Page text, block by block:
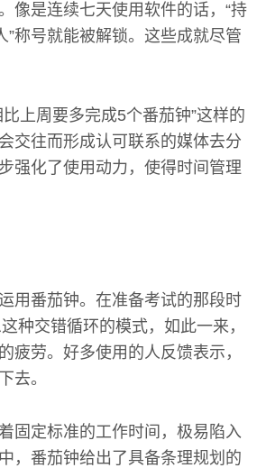
像是连续七天使用软件的话，“持
”称号就能被解锁。这些成就尽管
上周要多完成5个番茄钟”这样的
交往而形成认可联系的媒体去分
强化了使用动力，使得时间管理
用番茄钟。在准备考试的那段时
种交错循环的模式，如此一来，
疲劳。好多使用的人反馈表示，
去。
固定标准的工作时间，极易陷入
，番茄钟给出了具备条理规划的